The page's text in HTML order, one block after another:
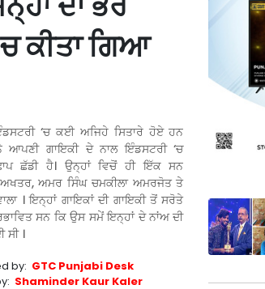
ਕੀਤਾ ਗਿਆ
‘ਚ ਕਈ ਅਜਿਹੇ ਸਿਤਾਰੇ ਹੋਏ ਹਨ
ਆਪਣੀ ਗਾਇਕੀ ਦੇ ਨਾਲ ਇੰਡਸਟਰੀ ‘ਚ
ਛੱਡੀ ਹੈ। ਉਨ੍ਹਾਂ ਵਿਚੋਂ ਹੀ ਇੱਕ ਸਨ
ਅਖਤਰ, ਅਮਰ ਸਿੰਘ ਚਮਕੀਲਾ ਅਮਰਜੋਤ ਤੇ
। ਇਨ੍ਹਾਂ ਗਾਇਕਾਂ ਦੀ ਗਾਇਕੀ ਤੋਂ ਸਰੋਤੇ
ਸਨ ਕਿ ਉਸ ਸਮੇਂ ਇਨ੍ਹਾਂ ਦੇ ਨਾਂਅ ਦੀ
ਸੀ ।
by: GTC Punjabi Desk
Shaminder Kaur Kaler